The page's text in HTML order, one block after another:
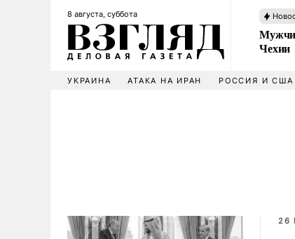
8 августа, суббота
Чехии
УКРАИНА АТАКА НА ИРАН РОССИЯ И США
26